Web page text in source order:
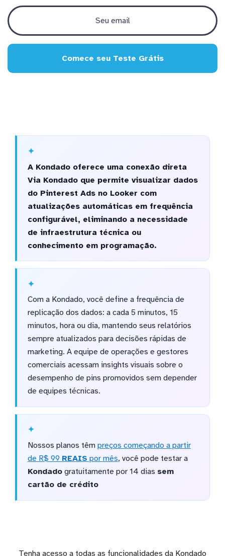
Comece seu Teste Grátis
A Kondado oferece uma conexão direta
Via Kondado que permite visualizar dados
do Pinterest Ads no Looker com
atualizações automáticas em frequência
configurável, eliminando a necessidade
de infraestrutura técnica ou
conhecimento em programação.
Com a Kondado, você define a frequência de
replicação dos dados: a cada 5 minutos, 15
minutos, hora ou dia, mantendo seus relatórios
sempre atualizados para decisões rápidas de
marketing. A equipe de operações e gestores
comerciais acessam insights visuais sobre o
desempenho de pins promovidos sem depender
de equipes técnicas.
Nossos planos têm preços começando a partir
de R$ 99 REAIS por mês, você pode testar a
Kondadogratuitamente por 14 dias sem
cartão de crédito
Tenha acesso a todas as funcionalidades da Kondado